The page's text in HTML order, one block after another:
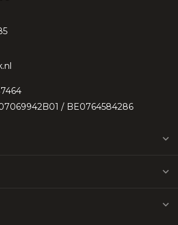
/ BE0764584286